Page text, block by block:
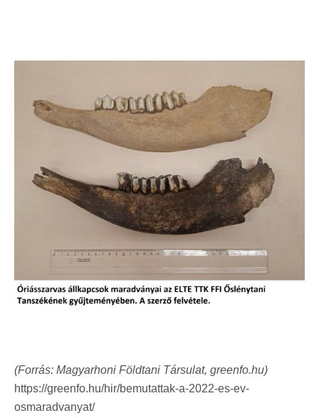
(Forrás: Magyarhoni Földtani Társulat, greenfo.hu)
https://greenfo.hu/hir/bemutattak-a-2022-es-ev-
osmaradvanyat/